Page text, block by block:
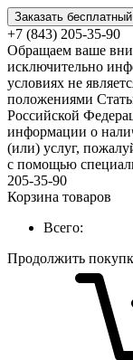
Заказать
+7 (843) 205-35-90
Обращаем ваше
исключительно
условиях не
положениями
Российской
информации о
(или) услуг,
с помощью
205-35-90
Корзина товаров
Всего:
Продолжить